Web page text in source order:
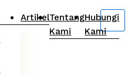
ArtikelTentang
Kami
Hubungi
Kami